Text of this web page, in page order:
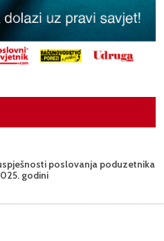
poslovanja poduzetnika
godini